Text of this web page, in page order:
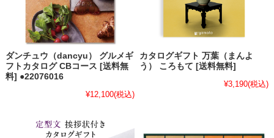
ダンチュウ（dancyu） グルメギ
フトカタログ CBコース [送料無
料] ●22076016
¥12,100(税込)
カタログギフト 万葉（まんよ
う） ころもて [送料無料]
¥3,190(税込)